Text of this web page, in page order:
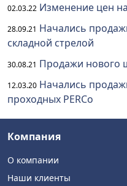
02.03.22 Изменение цен
28.09.21 Начались
складной стрелой
30.08.21 Продажи нового
12.03.20 Начались
проходных PERCo
Компания
О компании
Наши клиенты